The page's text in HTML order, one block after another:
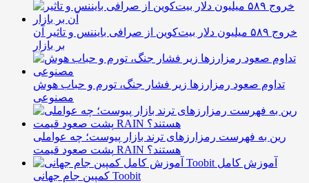
خروج ۵۸۹ میلیون دلار بیت‌کوین از صرافی بایننس و تاثیر آن
بر بازار
تداوم صعود رمزارزها زیر فشار جنگ، تورم و حباب هوش
مصنوعی
رین به فهرست رمزارزهای ترند بازار پیوست؛ چه عواملی
پشت صعود قیمت RAIN هستند؟
آموزش کامل
کمپین جام جهانی Toobit